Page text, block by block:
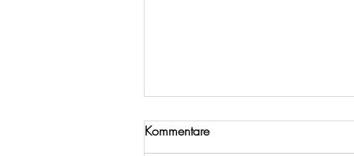
Kommentare